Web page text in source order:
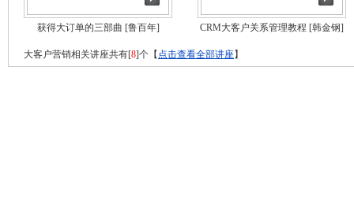
获得大订单的三部曲 [鲁百年] CRM大客户关系管理教程 [韩金钢]
大客户营销相关讲座共有[8]个【 点击查看全部讲座】